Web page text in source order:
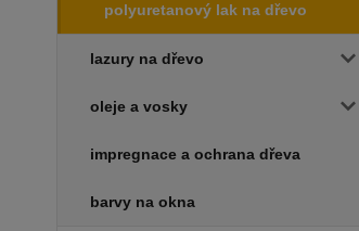
polyuretanový lak na dřevo
lazury na dřevo
oleje a vosky
impregnace a ochrana dřeva
barvy na okna